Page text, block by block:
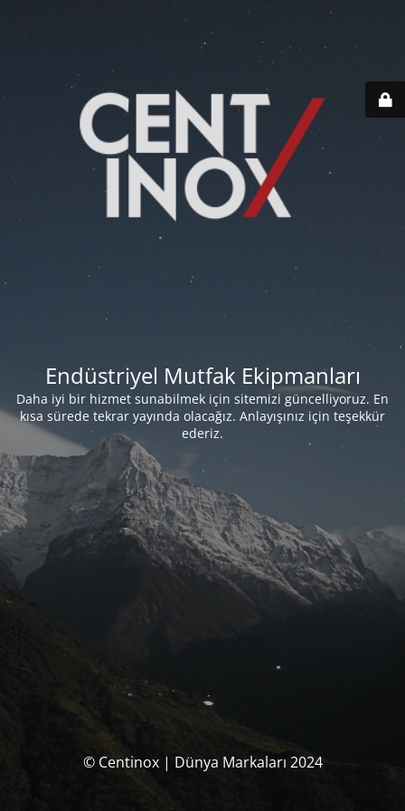
Endüstriyel Mutfak Ekipmanları
Daha iyi bir hizmet sunabilmek için sitemizi güncelliyoruz. En
kısa sürede tekrar yayında olacağız. Anlayışınız için teşekkür
ederiz.
© Centinox | Dünya Markaları 2024